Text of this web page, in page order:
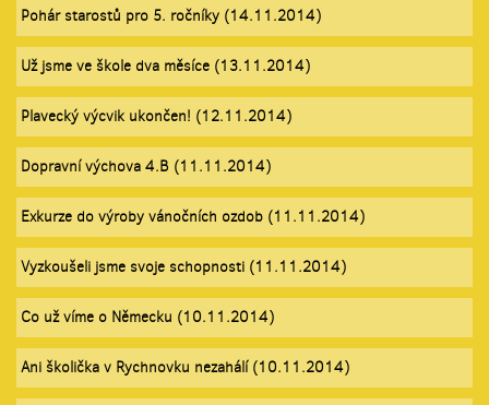
Pohár starostů pro 5. ročníky (14.11.2014)
Už jsme ve škole dva měsíce (13.11.2014)
Plavecký výcvik ukončen! (12.11.2014)
Dopravní výchova 4.B (11.11.2014)
Exkurze do výroby vánočních ozdob (11.11.2014)
Vyzkoušeli jsme svoje schopnosti (11.11.2014)
Co už víme o Německu (10.11.2014)
Ani školička v Rychnovku nezahálí (10.11.2014)